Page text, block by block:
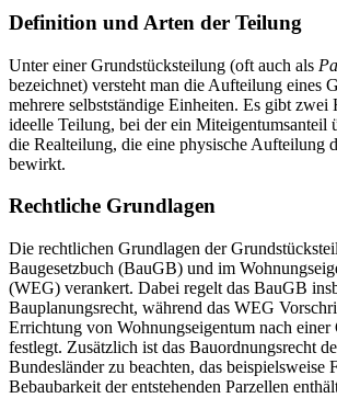
Definition und Arten der Teilung
Unter einer Grundstücksteilung (oft auch als
bezeichnet) versteht man die Aufteilung eines
mehrere selbstständige Einheiten. Es gibt zwei
ideelle Teilung, bei der ein Miteigentumsanteil
die Realteilung, die eine physische Aufteilung
bewirkt.
Rechtliche Grundlagen
Die rechtlichen Grundlagen der
Baugesetzbuch (BauGB) und im
(WEG) verankert. Dabei regelt das BauGB
Bauplanungsrecht, während das WEG
Errichtung von Wohnungseigentum nach
festlegt. Zusätzlich ist das Bauordnungsrecht
Bundesländer zu beachten, das beispielsweise
Bebaubarkeit der entstehenden Parzellen